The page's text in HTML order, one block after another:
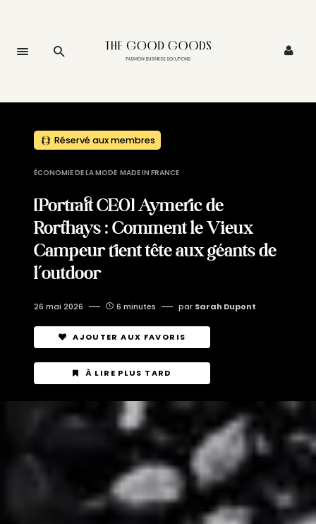
Réservé aux membres
ÉCONOMIE DE LA MODE MADE IN FRANCE
[Portrait CEO] Aymeric de
Rorthays : Comment le Vieux
Campeur tient tête aux géants de
l’outdoor
26 mai 2026 6 minutes par Sarah Dupont
AJOUTER AUX FAVORIS
À LIRE PLUS TARD